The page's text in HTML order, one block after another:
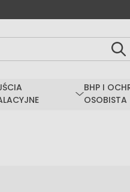
BHP I
OSOBISTA